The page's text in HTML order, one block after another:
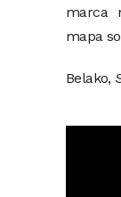
marca
mapa
Belako,